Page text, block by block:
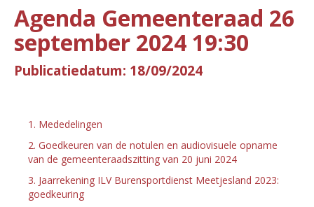
Agenda Gemeenteraad 26
september 2024 19:30
Publicatiedatum: 18/09/2024
1. Mededelingen
2. Goedkeuren van de notulen en audiovisuele opname
van de gemeenteraadszitting van 20 juni 2024
3. Jaarrekening ILV Burensportdienst Meetjesland 2023:
goedkeuring